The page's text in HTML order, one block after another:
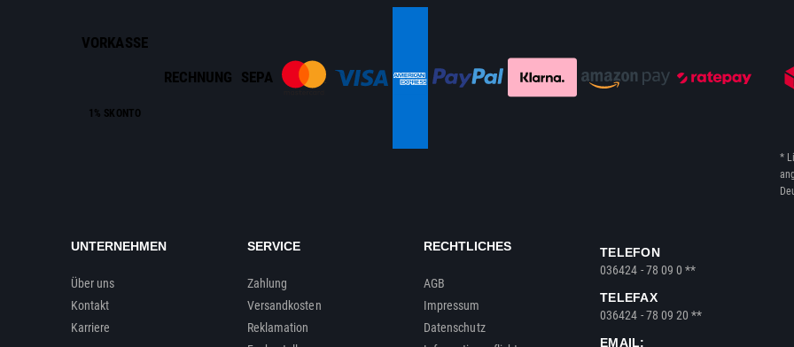
VORKASSE
1% SKONTO
RECHNUNG SEPA
*
UNTERNEHMEN
Über uns
Kontakt
Karriere
SERVICE
Zahlung
Versandkosten
Reklamation
RECHTLICHES
AGB
Impressum
Datenschutz
TELEFON
036424 - 78 09 0 **
TELEFAX
036424 - 78 09 20 **
EMAIL: